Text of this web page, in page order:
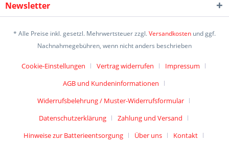
Newsletter
* Alle Preise inkl. gesetzl. Mehrwertsteuer zzgl.Versandkosten und ggf.
Nachnahmegebühren, wenn nicht anders beschrieben
Cookie-Einstellungen Vertrag widerrufen
Impressum
AGB und Kundeninformationen
Widerrufsbelehrung / Muster-Widerrufsformular
Datenschutzerklärung
Zahlung und Versand
Hinweise zur Batterieentsorgung
Über uns Kontakt